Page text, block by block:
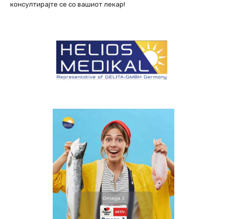
консултирајте се со вашиот лекар!